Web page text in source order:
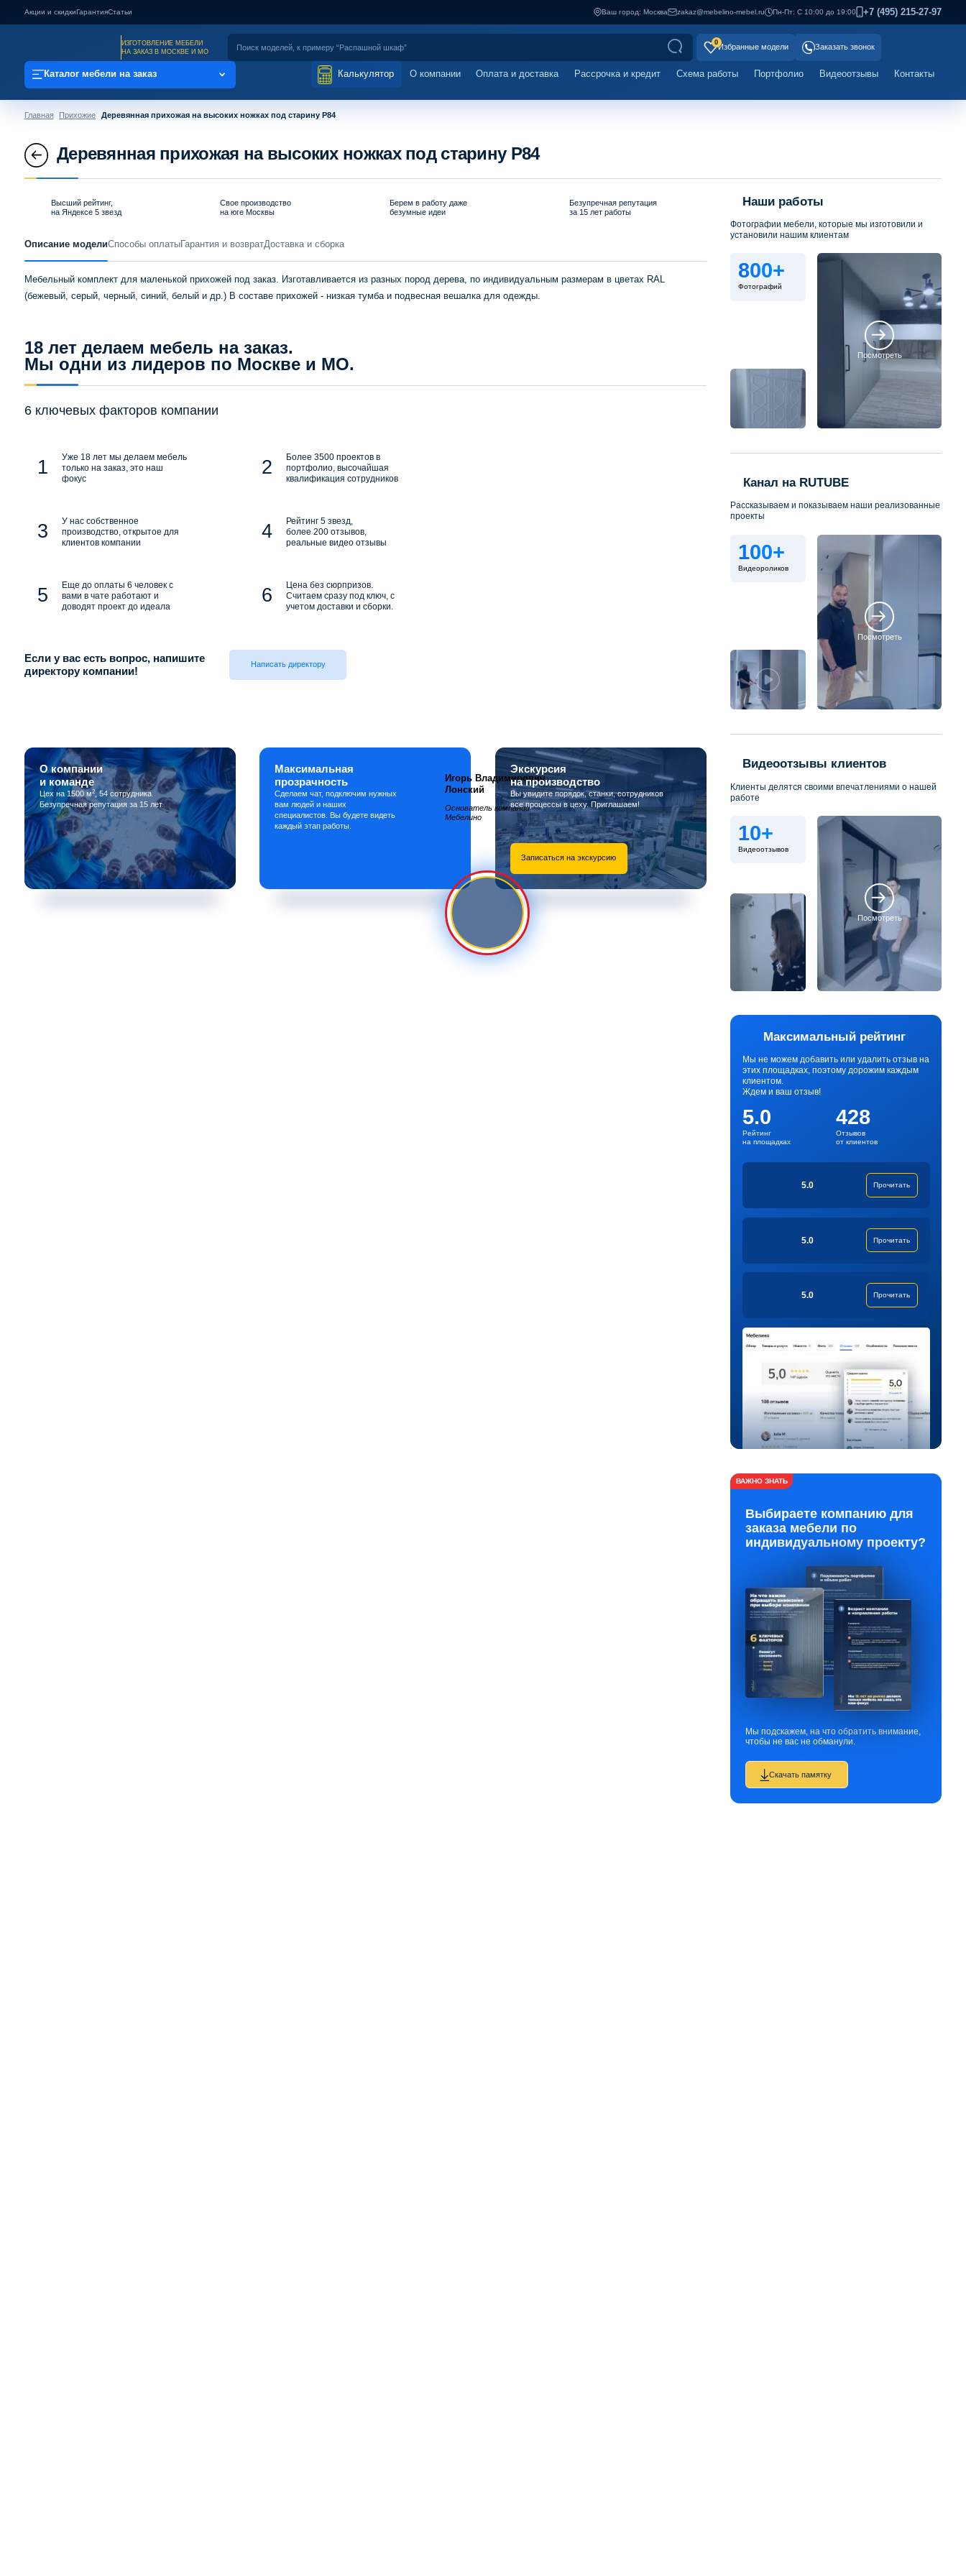
Акции и скидкиГарантияСтатьи Ваш город: Москва zakaz@mebelino-mebel.ru Пн-Пт: С 10:00 до 19:00 +7 (495) 215-27-97
ИЗГОТОВЛЕНИЕ МЕБЕЛИ
НА ЗАКАЗ В МОСКВЕ И МО
0
Избранные модели Заказать звонок
Каталог мебели на заказ Калькулятор О компании Оплата и доставка Рассрочка и кредит Схема работы Портфолио Видеоотзывы Контакты
Главная Прихожие Деревянная прихожая на высоких ножках под старину P84
Деревянная прихожая на высоких ножках под старину P84
Высший рейтинг,
на Яндексе 5 звезд
Свое производство
на юге Москвы
Берем в работу даже
безумные идеи
Безупречная репутация
за 15 лет работы
Описание модели Способы оплатыГарантия и возвратДоставка и сборка
Мебельный комплект для маленькой прихожей под заказ. Изготавливается из разных пород дерева, по индивидуальным размерам в цветах RAL
(бежевый, серый, черный, синий, белый и др.) В составе прихожей - низкая тумба и подвесная вешалка для одежды.
18 лет делаем мебель на заказ.
Мы одни из лидеров по Москве и МО.
6 ключевых факторов компании
Уже 18 лет мы делаем мебель
только на заказ, это наш
фокус
Более 3500 проектов в
портфолио, высочайшая
квалификация сотрудников
У нас собственное
производство, открытое для
клиентов компании
Рейтинг 5 звезд,
более 200 отзывов,
реальные видео отзывы
Еще до оплаты 6 человек с
вами в чате работают и
доводят проект до идеала
Цена без сюрпризов.
Считаем сразу под ключ, с
учетом доставки и сборки.
Если у вас есть вопрос, напишите
директору компании!
Написать директору
Игорь Владимирович
Лонский
Основатель компании
Мебелино
О компании
и команде
Цех на 1500 м2, 54 сотрудника.
Безупречная репутация за 15 лет.
Максимальная
прозрачность
Сделаем чат, подключим нужных
вам людей и наших
специалистов. Вы будете видеть
каждый этап работы.
Экскурсия
на производство
Вы увидите порядок, станки, сотрудников
все процессы в цеху. Приглашаем!
Записаться на экскурсию
Наши работы
Фотографии мебели, которые мы изготовили и
установили нашим клиентам
800+
Фотографий
Посмотреть
Канал на RUTUBE
Рассказываем и показываем наши реализованные
проекты
100+
Видеороликов
Посмотреть
Видеоотзывы клиентов
Клиенты делятся своими впечатлениями о нашей
работе
10+
Видеоотзывов
Посмотреть
Максимальный рейтинг
Мы не можем добавить или удалить отзыв на
этих площадках, поэтому дорожим каждым
клиентом.
Ждем и ваш отзыв!
5.0
Рейтинг
на площадках
428
Отзывов
от клиентов
5.0 Прочитать
5.0 Прочитать
5.0 Прочитать
ВАЖНО ЗНАТЬ
Выбираете компанию для
заказа мебели по
индивидуальному проекту?
Мы подскажем, на что обратить внимание,
чтобы не вас не обманули.
Скачать памятку